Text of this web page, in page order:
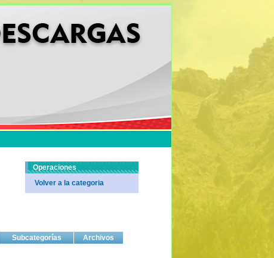
Subcategorías Archivos
Operaciones
Volver a la categoria